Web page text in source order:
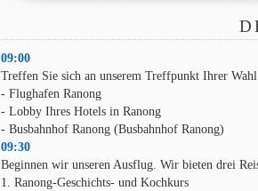
09:00
Treffen Sie sich an unserem Treffpunkt Ihrer Wahl
- Flughafen Ranong
- Lobby Ihres Hotels in Ranong
- Busbahnhof Ranong (Busbahnhof Ranong)
09:30
Beginnen wir unseren Ausflug. Wir bieten drei
1. Ranong-Geschichts- und Kochkurs